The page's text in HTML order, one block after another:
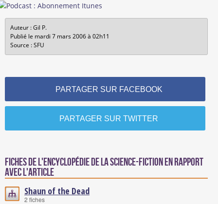
Auteur : Gil P.
Publié le mardi 7 mars 2006 à 02h11
Source : SFU
PARTAGER SUR FACEBOOK
PARTAGER SUR TWITTER
Fiches de l'encyclopédie de la science-fiction en rapport
avec l'article
Shaun of the Dead
2 fiches